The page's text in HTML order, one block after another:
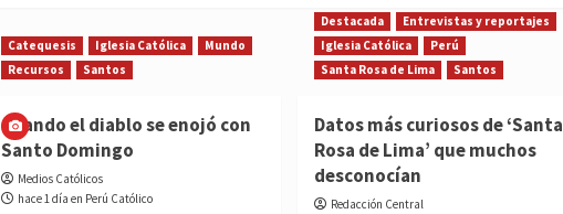
Catequesis Iglesia Católica
Mundo
Recursos
Santos
Cuando el diablo se enojó con
Santo Domingo
Medios Católicos
hace 1 día en Perú Católico
Destacada
Entrevistas y reportajes
Iglesia Católica
Perú
Santa Rosa de Lima
Santos
Datos más curiosos de ‘Santa
Rosa de Lima’ que muchos
desconocían
Redacción Central